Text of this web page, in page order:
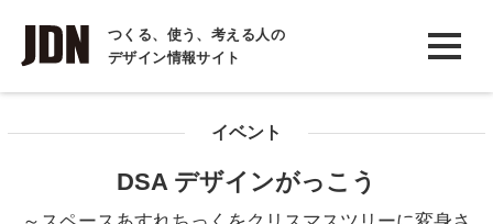
つくる、使う、考える人の
デザイン情報サイト
INTERVIEW
インタビュー
COLUMN
イベント
DSA デザインがっこう